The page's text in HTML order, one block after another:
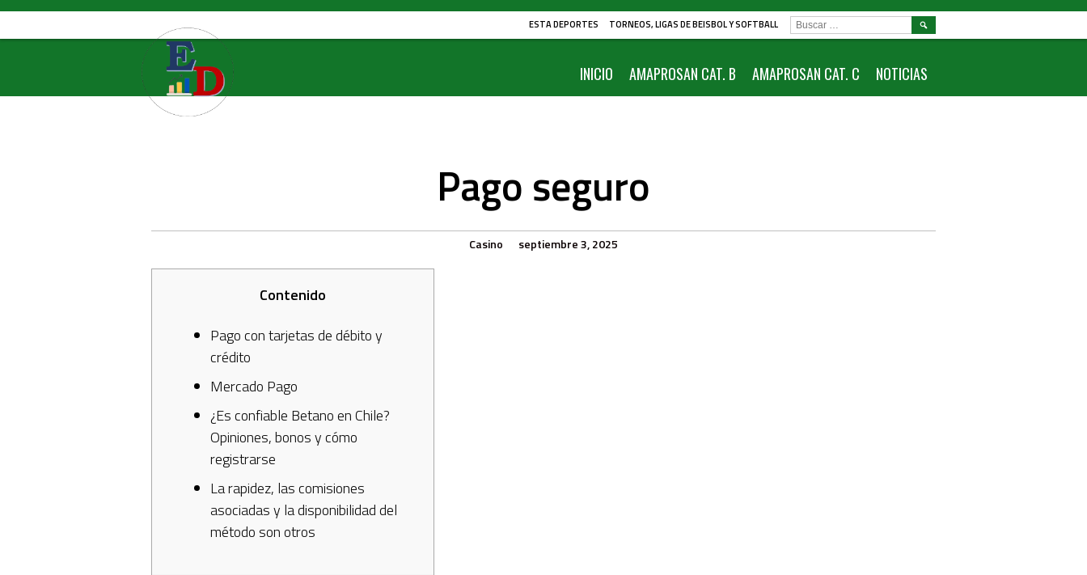
Skip
content
ESTA DEPORTES TORNEOS, LIGAS DE BEISBOL Y SOFTBALL
INICIO AMAPROSAN CAT. B AMAPROSAN CAT. C NOTICIAS
BUSCAR:
Pago seguro
Casino septiembre 3, 2025
Contenido
Pago con tarjetas de débito y
crédito
Mercado Pago
¿Es confiable Betano en Chile?
Opiniones, bonos y cómo
registrarse
La rapidez, las comisiones
asociadas y la disponibilidad del
método son otros